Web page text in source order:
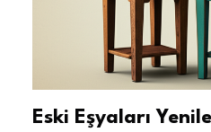
Eski Eşyaları